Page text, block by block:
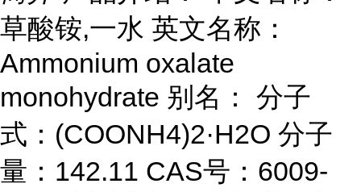
草酸铵,一水 英文名称：
Ammonium oxalate
monohydrate 别名： 分子
式：(COONH4)2·H2O 分子
量：142.11 CAS号：6009-